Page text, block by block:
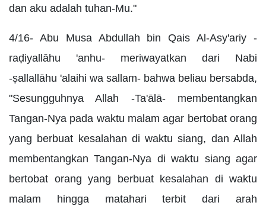
dan aku adalah tuhan-Mu."
4/16- Abu Musa Abdullah bin Qais Al-Asy'ariy -
raḍiyallāhu 'anhu- meriwayatkan dari Nabi
-ṣallallāhu 'alaihi wa sallam- bahwa beliau bersabda,
"Sesungguhnya Allah -Ta'ālā- membentangkan
Tangan-Nya pada waktu malam agar bertobat orang
yang berbuat kesalahan di waktu siang, dan Allah
membentangkan Tangan-Nya di waktu siang agar
bertobat orang yang berbuat kesalahan di waktu
malam hingga matahari terbit dari arah